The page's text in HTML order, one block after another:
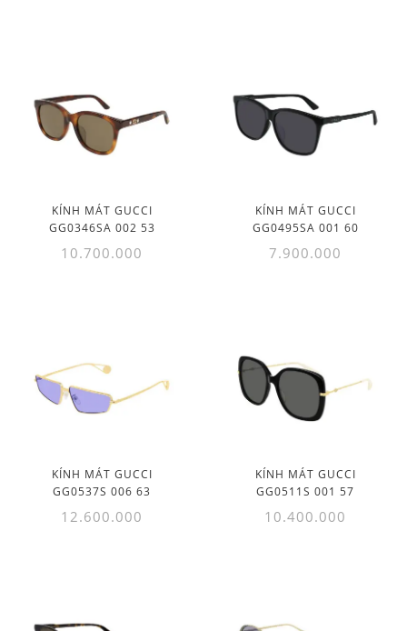
KÍNH MÁT GUCCI
GG0346SA 002 53
10.700.000
KÍNH MÁT GUCCI
GG0495SA 001 60
7.900.000
KÍNH MÁT GUCCI
GG0537S 006 63
12.600.000
KÍNH MÁT GUCCI
GG0511S 001 57
10.400.000